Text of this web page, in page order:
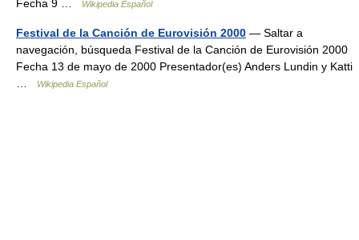
Fecha 9 …
Wikipedia Español
Festival de la Canción de Eurovisión 2000 — Saltar a
navegación, búsqueda Festival de la Canción de Eurovisión 2000
Fecha 13 de mayo de 2000 Presentador(es) Anders Lundin y Katti
Wikipedia Español